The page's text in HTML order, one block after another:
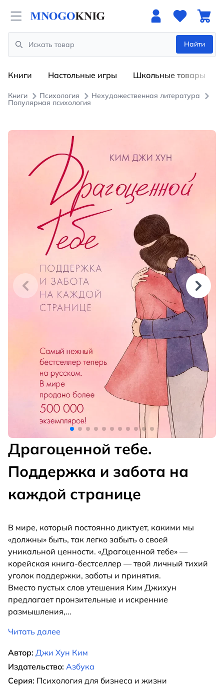
Open menu
Search
Найти
Книги Настольные игры Школьные товары
Книги Психология Нехудожественная литература
Популярная психология
Драгоценной тебе.
Поддержка и забота на
каждой странице
В мире, который постоянно диктует, какими мы
«должны» быть, так легко забыть о своей
уникальной ценности. «Драгоценной тебе» —
корейская книга-бестселлер — твой личный тихий
уголок поддержки, заботы и принятия.
Вместо пустых слов утешения Ким Джихун
предлагает пронзительные и искренние
размышления,...
Читать далее
Автор: Джи Хун Ким
Издательство: Азбука
Серия: Психология для бизнеса и жизни